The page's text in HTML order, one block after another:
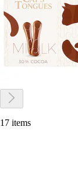
17 items